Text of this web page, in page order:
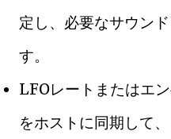
定し、必要なサウン
す。
LFOレートまたはエ
をホストに同期して